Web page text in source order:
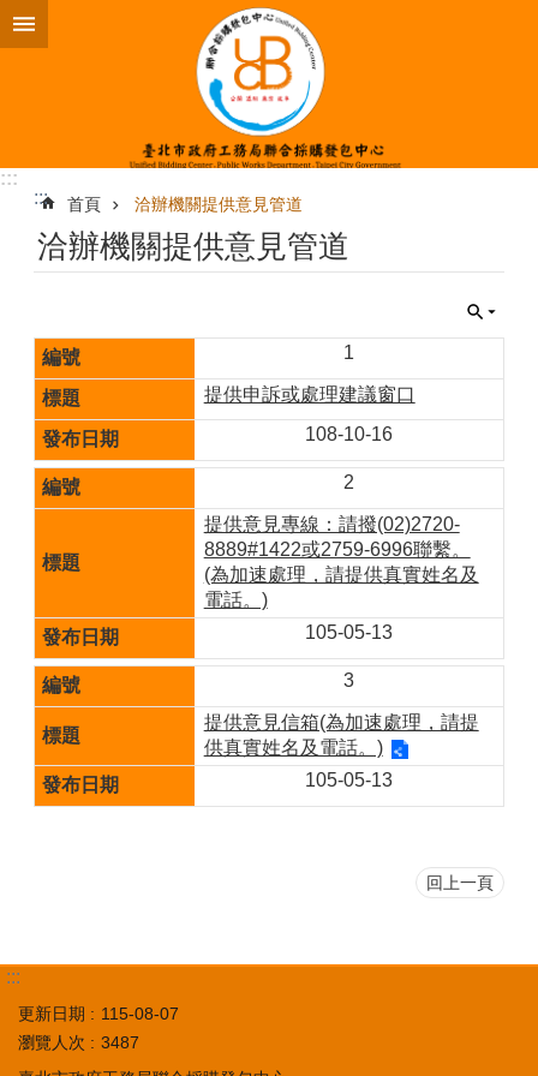
跳到主要內容區塊
:::
:::
首頁 洽辦機關提供意見管道
洽辦機關提供意見管道
1
提供申訴或處理建議窗口
108-10-16
2
提供意見專線：請撥(02)2720-
8889#1422或2759-6996聯繫。
(為加速處理，請提供真實姓名及
電話。)
105-05-13
3
提供意見信箱(為加速處理，請提
供真實姓名及電話。)
105-05-13
回上一頁
:::
更新日期
115-08-07
瀏覽人次
3487